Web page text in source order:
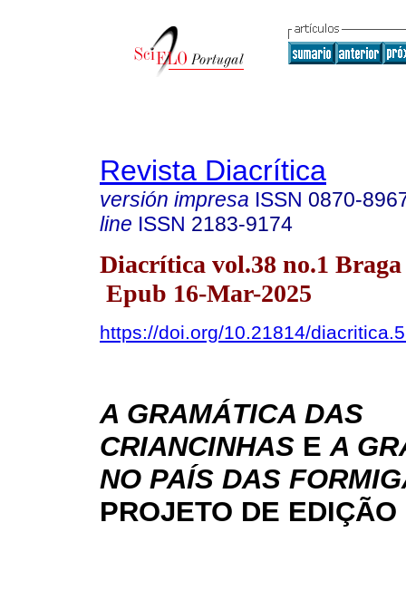
Revista Diacrítica
versión impresa ISSN 0870-
line ISSN 2183-9174
Diacrítica vol.38 no.1 Braga
Epub 16-Mar-2025
https://doi.org/10.21814/
A GRAMÁTICA DAS
CRIANCINHAS EA
NO PAÍS DAS
PROJETO DE EDIÇÃO